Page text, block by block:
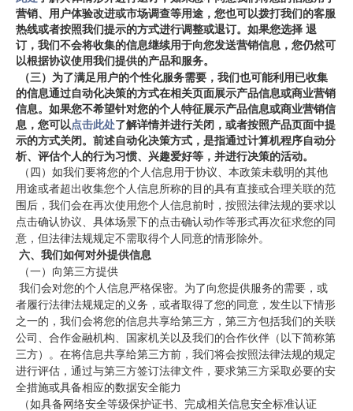
营销、用户体验改进或市场调查等用途，您也可以拨打我们的客服
热线或者按照我们提示的方式进行调整或退订。如果您选择 退
订，我们不会将收集的信息继续用于向您发送营销信息，您仍然可
以根据协议使用我们提供的产品和服务。
（三）为了满足用户的个性化服务需要，我们也可能利用已收集
的信息通过自动化决策的方式在相关页面展示产品信息或商业营销
信息。如果您不希望针对您的个人特征展示产品信息或商业营销信
息，您可以点击此处了解详情并进行关闭，或者按照产品页面中提
示的方式关闭。前述自动化决策方式，是指通过计算机程序自动分
析、评估个人的行为习惯、兴趣爱好等，并进行决策的活动。
用途或者超出收集您个人信息所称的目的具有直接或合理关联的范
围后，我们会在再次使用您个人信息前时，按照法律法规的要求以
点击确认协议、具体场景下的点击确认动作等形式再次征求您的同
意，但法律法规规定不需取得个人同意的情形除外。
六、我们如何对外提供信息
（一）向第三方提供
者履行法律法规规定的义务，或者取得了您的同意，发生以下情形
之一的，我们会将您的信息共享给第三方，第三方包括我们的关联
公司、合作金融机构、国家机关以及我们的合作伙伴（以下简称第
三方）。在将信息共享给第三方前，我们将会按照法律法规的规定
进行评估，通过与第三方签订法律文件，要求第三方采取必要的安
全措施或具备相应的数据安全能力